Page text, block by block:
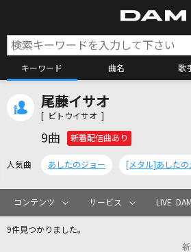
キーワード 曲名 歌
カラオケリクエ
尾藤イサオ
[ ビトウイサオ ]
9曲 新着配信曲あり
人気曲 あしたのジョー [メタル]あしたの
コンテンツ サービス LIVE
9件見つかりました。